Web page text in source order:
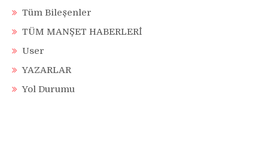
Tüm Bileşenler
TÜM MANŞET HABERLERİ
User
YAZARLAR
Yol Durumu